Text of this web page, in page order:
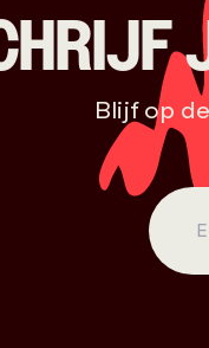
Blijf op